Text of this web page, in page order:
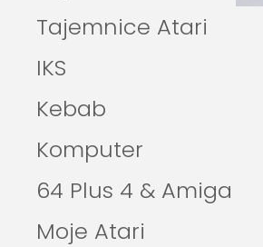
Tajemnice Atari
IKS
Kebab
Komputer
64 Plus 4 & Amiga
Moje Atari